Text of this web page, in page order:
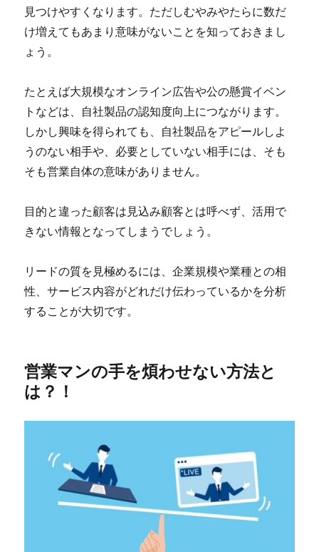
見つけやすくなります。ただしむやみやたらに数だ
け増えてもあまり意味がないことを知っておきまし
ょう。
たとえば大規模なオンライン広告や公の懸賞イベン
トなどは、自社製品の認知度向上につながります。
しかし興味を得られても、自社製品をアピールしよ
うのない相手や、必要としていない相手には、そも
そも営業自体の意味がありません。
目的と違った顧客は見込み顧客とは呼べず、活用で
きない情報となってしまうでしょう。
リードの質を見極めるには、企業規模や業種との相
性、サービス内容がどれだけ伝わっているかを分析
することが大切です。
営業マンの手を煩わせない方法と
は？！